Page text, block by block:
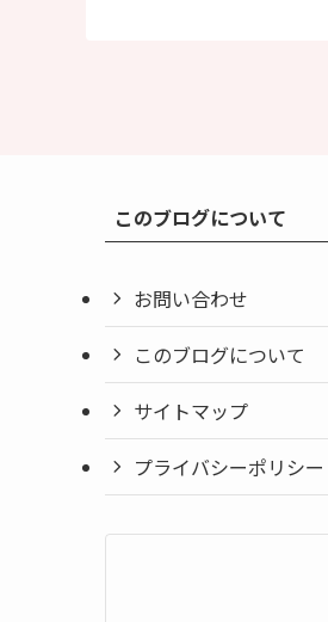
このブログについて
お問い合わせ
このブログについて
サイトマップ
プライバシーポリシー